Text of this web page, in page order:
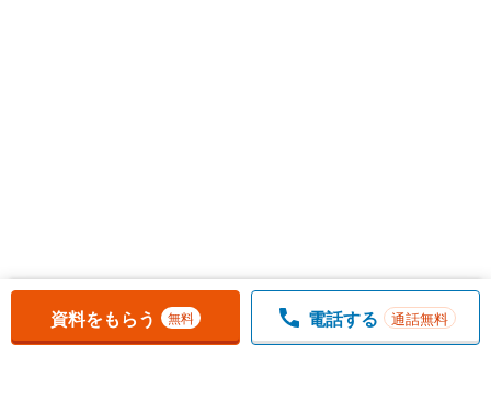
お気に入りに追加しました。 一覧を開く
資料をもらう 無料 電話する 通話無料